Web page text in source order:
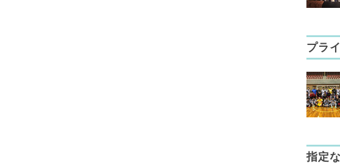
プラ
指定